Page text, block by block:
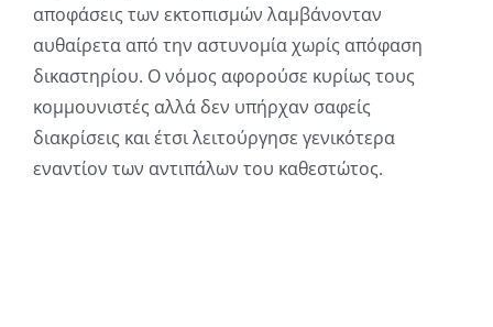
αποφάσεις των εκτοπισμών λαμβάνονταν
αυθαίρετα από την αστυνομία χωρίς απόφαση
δικαστηρίου. Ο νόμος αφορούσε κυρίως τους
κομμουνιστές αλλά δεν υπήρχαν σαφείς
διακρίσεις και έτσι λειτούργησε γενικότερα
εναντίον των αντιπάλων του καθεστώτος.